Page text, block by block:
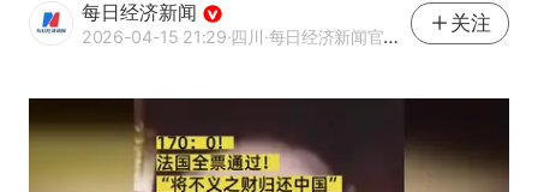
每日经济新闻
2026-04-15 21:29·四川·每日经济新闻官方网易号
关注